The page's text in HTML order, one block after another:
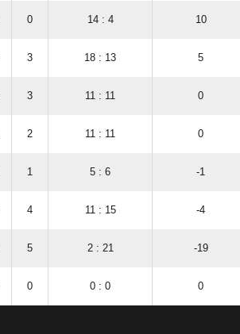
0 14 : 4 10
3 18 : 13 5
3 11 : 11 0
2 11 : 11 0
1 5 : 6 -1
4 11 : 15 -4
5 2 : 21 -19
0 0 : 0 0